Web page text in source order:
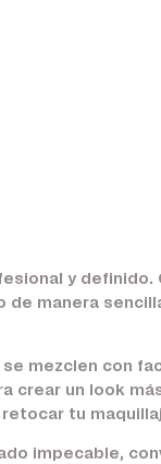
y definido.
manera
mezclen con
crear un look
tu
impecable,